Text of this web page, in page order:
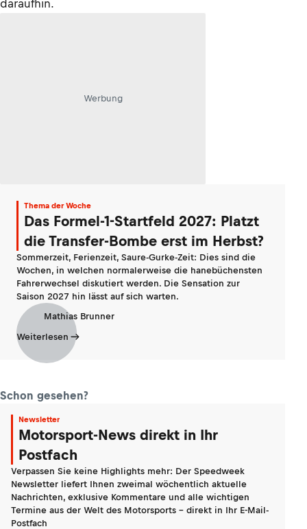
daraufhin.
Werbung
Thema der Woche
Das Formel-1-Startfeld 2027: Platzt
die Transfer-Bombe erst im Herbst?
Sommerzeit, Ferienzeit, Saure-Gurke-Zeit: Dies sind die
Wochen, in welchen normalerweise die hanebüchensten
Fahrerwechsel diskutiert werden. Die Sensation zur
Saison 2027 hin lässt auf sich warten.
Mathias Brunner
Weiterlesen
Schon gesehen?
Newsletter
Motorsport-News direkt in Ihr
Postfach
Verpassen Sie keine Highlights mehr: Der Speedweek
Newsletter liefert Ihnen zweimal wöchentlich aktuelle
Nachrichten, exklusive Kommentare und alle wichtigen
Termine aus der Welt des Motorsports - direkt in Ihr E-Mail-
Postfach